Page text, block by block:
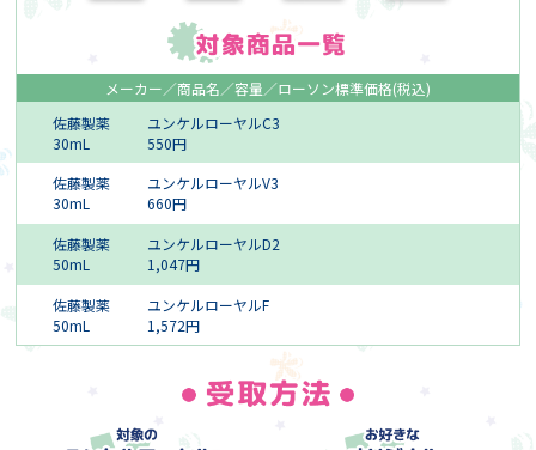
メーカー 商品名 容量
ローソン標準価格(税込)
佐藤製薬
ユンケルローヤルC3
30mL
550円
佐藤製薬
ユンケルローヤルV3
30mL
660円
佐藤製薬
ユンケルローヤルD2
50mL
1,047円
佐藤製薬
ユンケルローヤルF
50mL
1,572円